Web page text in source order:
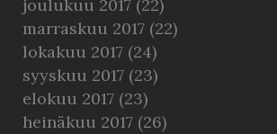
joulukuu 2017 (22)
marraskuu 2017 (22)
lokakuu 2017 (24)
syyskuu 2017 (23)
elokuu 2017 (23)
heinäkuu 2017 (26)